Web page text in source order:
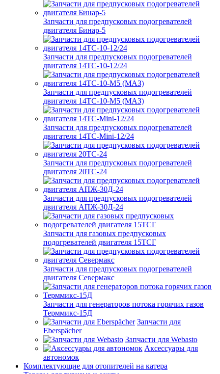
Запчасти для предпусковых подогревателей
двигателя Бинар-5
Запчасти для предпусковых подогревателей
двигателя 14ТС-10-12/24
Запчасти для предпусковых подогревателей
двигателя 14ТС-10-М5 (МАЗ)
Запчасти для предпусковых подогревателей
двигателя 14ТС-Mini-12/24
Запчасти для предпусковых подогревателей
двигателя 20ТС-24
Запчасти для предпусковых подогревателей
двигателя АПЖ-30Д-24
Запчасти для газовых предпусковых
подогревателей двигателя 15ТСГ
Запчасти для предпусковых подогревателей
двигателя Севермакс
Запчасти для генераторов потока горячих газов
Терммикс-15Д
Запчасти для
Eberspächer
Запчасти для Webasto
Аксессуары для
автономок
Комплектующие для отопителей на катера